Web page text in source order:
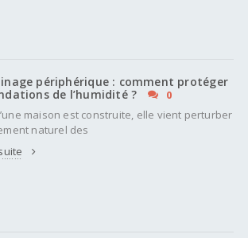
périphérique : comment protéger
de l’humidité ?
0
maison est construite, elle vient perturber
naturel des